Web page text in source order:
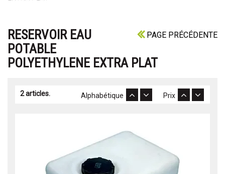
PAGE PRÉCÉDENTE
RESERVOIR EAU
POTABLE
POLYETHYLENE EXTRA PLAT
2 articles. Prix
Alphabétique